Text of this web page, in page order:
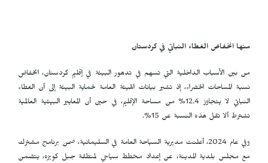
منها انخفاض الغطاء النباتي في كردستان
من بين الأسباب الداخلية التي تسهم في تدهور البيئة في إقليم كردستان، انخفاض
نسبة المساحات الخضراء، إذ تشير بيانات الهيئة العامة لحماية البيئة إلى أن الغطاء
النباتي لا يتجاوز 12.4% من مساحة الإقليم، في حين أن المعايير البيئية العالمية
تشترط ألا تقل هذه النسبة عن 15%.
وفي عام 2024، أعلنت مديرية السياحة العامة في السليمانية، ضمن برنامج مشترك
مع مجلس بلدية المدينة، عن إعداد مخطط سياحي لمنطقة جبل كويزە، يتضمن